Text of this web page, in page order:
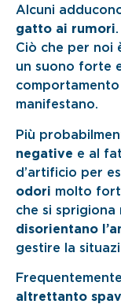
Alcuni
gatto ai rumori.
Ciò che per noi
un suono forte
manifestano.
Più
negative e al
d’artificio per
odori molto
che si sprigiona
disorientano
gestire la
altrettanto